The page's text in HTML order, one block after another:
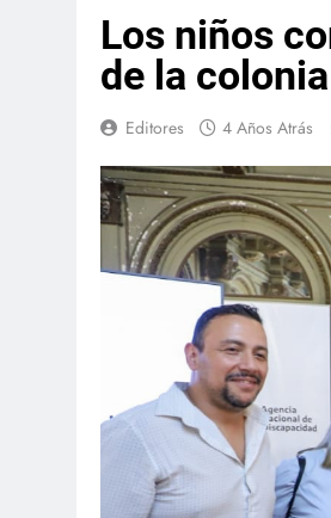
Los niños
de la
Editores 4 Años Atrás